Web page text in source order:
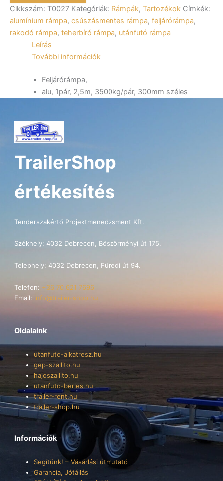
2,5
m,
3500kg/pár,
300mm
Cikkszám: T0027 Kategóriák: Rámpák, Tartozékok Címkék:
alumínium rámpa, csúszásmentes rámpa, feljárórámpa,
rakodó rámpa, teherbíró rámpa, utánfutó rámpa
Leírás
További információk
Feljárórámpa,
alu, 1pár, 2,5m, 3500kg/pár, 300mm széles
TrailerShop
értékesítés
Tenderszakértő Projektmenedzsment Kft.
Székhely: 4032 Debrecen, Böszörményi út 175.
Telephely: 4032 Debrecen, Füredi út 94.
Telefon: +36 70 621 7696
Email: info@trailer-shop.hu
Oldalaink
utanfuto-alkatresz.hu
gep-szallito.hu
hajoszallito.hu
utanfuto-berles.hu
trailer-rent.hu
trailer-shop.hu
Információk
Segítünk! – Vásárlási útmutató
Garancia, Jótállás